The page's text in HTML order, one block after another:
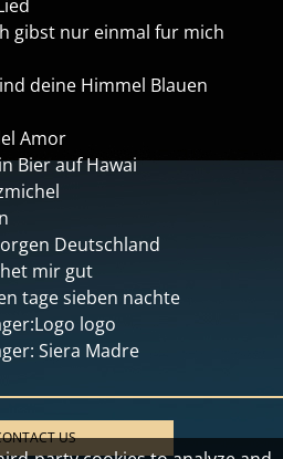
gibst nur einmal fur mich
deine Himmel Blauen
Amor
Bier auf Hawai
Deutschland
mir gut
tage sieben nachte
logo
Siera Madre
US